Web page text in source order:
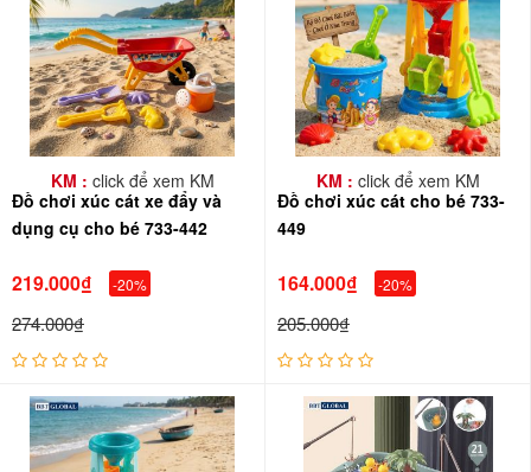
KM : click để xem KM
Đồ chơi xúc cát xe đẩy và
dụng cụ cho bé 733-442
219.000₫ -20%
274.000₫
KM : click để xem KM
Đồ chơi xúc cát cho bé 733-
449
164.000₫ -20%
205.000₫